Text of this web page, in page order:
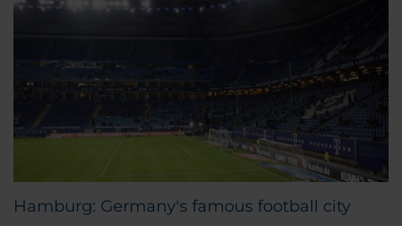
Hamburg: Germany's famous football city